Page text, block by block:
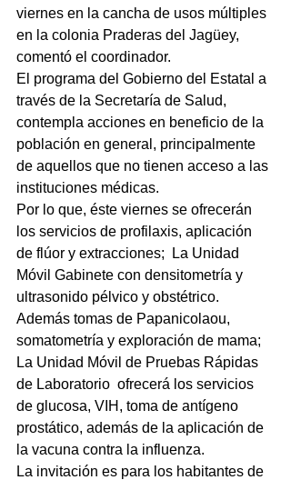
viernes en la cancha de usos múltiples
en la colonia Praderas del Jagüey,
comentó el coordinador.
El programa del Gobierno del Estatal a
través de la Secretaría de Salud,
contempla acciones en beneficio de la
población en general, principalmente
de aquellos que no tienen acceso a las
instituciones médicas.
Por lo que, éste viernes se ofrecerán
los servicios de profilaxis, aplicación
de flúor y extracciones;  La Unidad
Móvil Gabinete con densitometría y
ultrasonido pélvico y obstétrico.
Además tomas de Papanicolaou,
somatometría y exploración de mama;
La Unidad Móvil de Pruebas Rápidas
de Laboratorio  ofrecerá los servicios
de glucosa, VIH, toma de antígeno
prostático, además de la aplicación de
la vacuna contra la influenza.
La invitación es para los habitantes de